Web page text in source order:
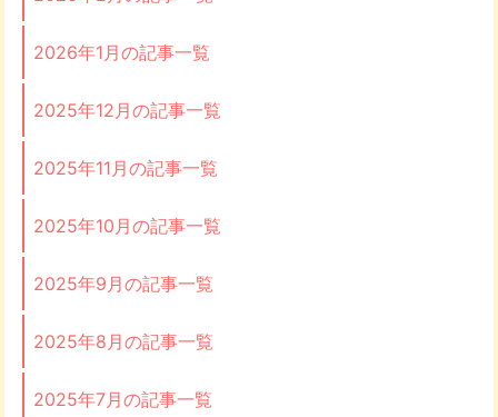
2026年1月の記事一覧
2025年12月の記事一覧
2025年11月の記事一覧
2025年10月の記事一覧
2025年9月の記事一覧
2025年8月の記事一覧
2025年7月の記事一覧